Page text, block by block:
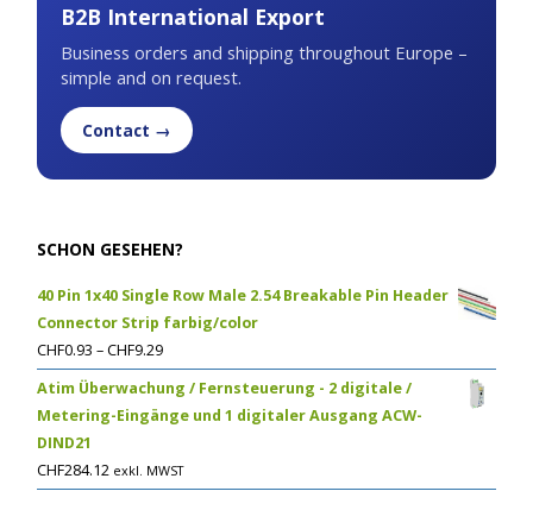
B2B International Export
Business orders and shipping throughout Europe –
simple and on request.
Contact →
SCHON GESEHEN?
40 Pin 1x40 Single Row Male 2.54 Breakable Pin Header
Connector Strip farbig/color
CHF0.93 –CHF9.29
Atim Überwachung / Fernsteuerung - 2 digitale /
Metering-Eingänge und 1 digitaler Ausgang ACW-
DIND21
CHF284.12 exkl. MWST